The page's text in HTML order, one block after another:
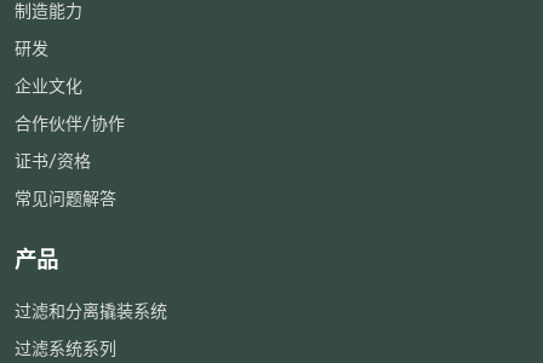
制造能力
研发
企业文化
合作伙伴/协作
证书/资格
常见问题解答
产品
过滤和分离撬装系统
过滤系统系列